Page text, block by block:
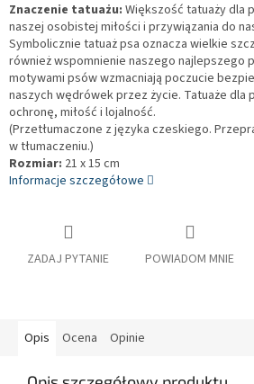
Znaczenie tatuażu: Większość tatuaży dla
naszej osobistej miłości i przywiązania do
Symbolicznie tatuaż psa oznacza wielkie
również wspomnienie naszego najlepszego
motywami psów wzmacniają poczucie
naszych wędrówek przez życie. Tatuaże dla
ochronę, miłość i lojalność.
(Przetłumaczone z języka czeskiego.
w tłumaczeniu.)
Rozmiar: 21 x 15 cm
Informacje szczegółowe
ZADAJ PYTANIE POWIADOM MNIE
Opis Ocena Opinie